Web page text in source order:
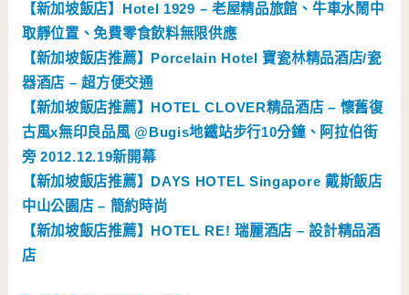
【新加坡飯店】Hotel 1929 – 老屋精品旅館、牛車水鬧中
取靜位置、免費零食飲料無限供應
【新加坡飯店推薦】Porcelain Hotel 寶瓷林精品酒店/瓷
器酒店 – 超方便交通
【新加坡飯店推薦】HOTEL CLOVER精品酒店 – 懷舊復
古風x無印良品風 @Bugis地鐵站步行10分鐘、阿拉伯街
旁 2012.12.19新開幕
【新加坡飯店推薦】DAYS HOTEL Singapore 戴斯飯店
中山公園店 – 簡約時尚
【新加坡飯店推薦】HOTEL RE! 瑞麗酒店 – 設計精品酒
店